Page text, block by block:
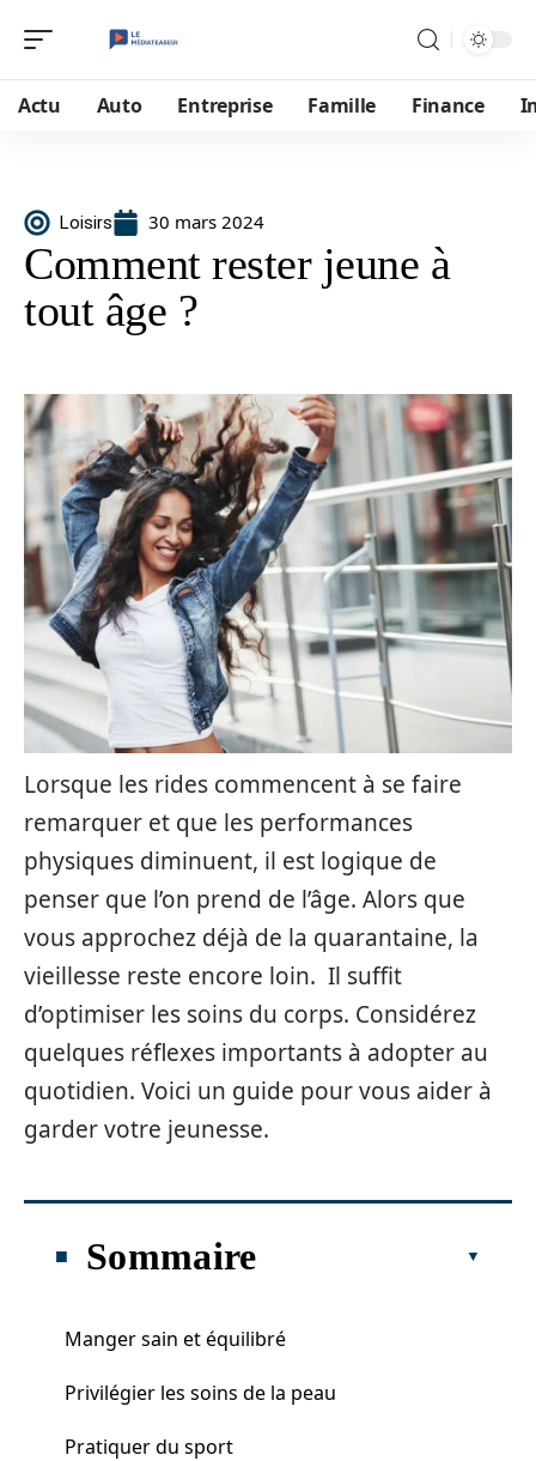
Actu Auto Entreprise Famille Finance
Loisirs 30 mars 2024
Comment rester jeune à
tout âge ?
Lorsque les rides commencent à se faire
remarquer et que les performances
physiques diminuent, il est logique de
penser que l’on prend de l’âge. Alors que
vous approchez déjà de la quarantaine, la
vieillesse reste encore loin. Il suffit
d’optimiser les soins du corps. Considérez
quelques réflexes importants à adopter au
quotidien. Voici un guide pour vous aider à
garder votre jeunesse.
Sommaire
Manger sain et équilibré
Privilégier les soins de la peau
Pratiquer du sport